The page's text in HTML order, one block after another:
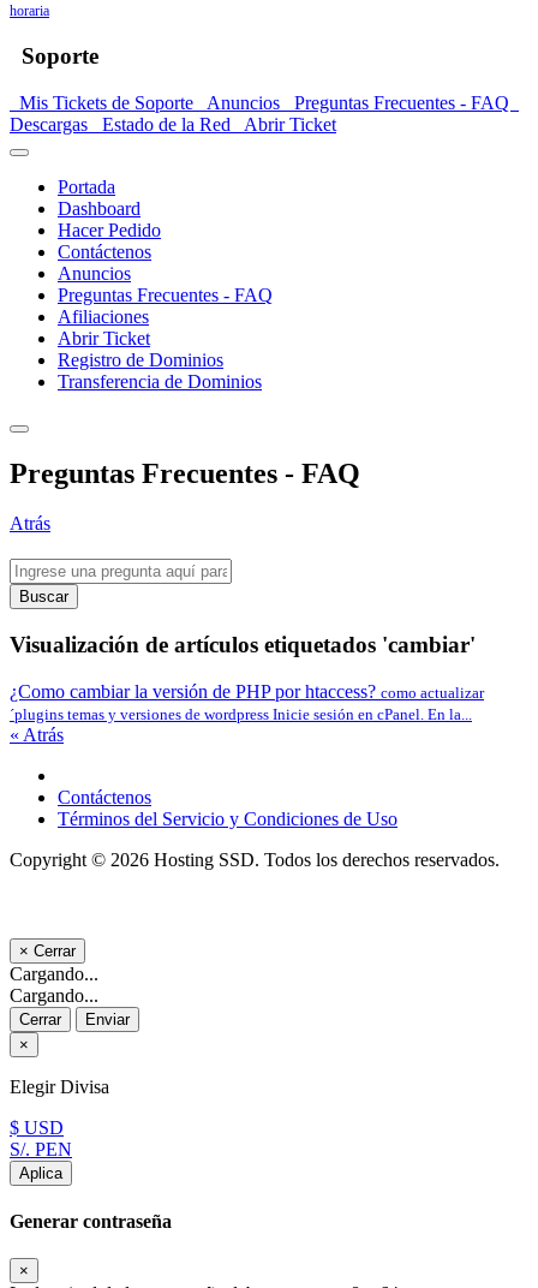
horaria
Soporte
Mis Tickets de Soporte Anuncios
Preguntas Frecuentes - FAQ
Descargas
Estado de la Red Abrir Ticket
Portada
Dashboard
Hacer Pedido
Contáctenos
Anuncios
Preguntas Frecuentes - FAQ
Afiliaciones
Abrir Ticket
Registro de Dominios
Transferencia de Dominios
Preguntas Frecuentes - FAQ
Atrás
Buscar
Visualización de artículos etiquetados 'cambiar'
¿Como cambiar la versión de PHP por htaccess? como actualizar
´plugins temas y versiones de wordpress Inicie sesión en cPanel. En la...
« Atrás
Contáctenos
Términos del Servicio y Condiciones de Uso
Copyright © 2026 Hosting SSD. Todos los derechos reservados.
× Cerrar
Cargando...
Cargando...
Cerrar
Enviar
×
Elegir Divisa
$ USD
S/. PEN
Aplica
Generar contraseña
×